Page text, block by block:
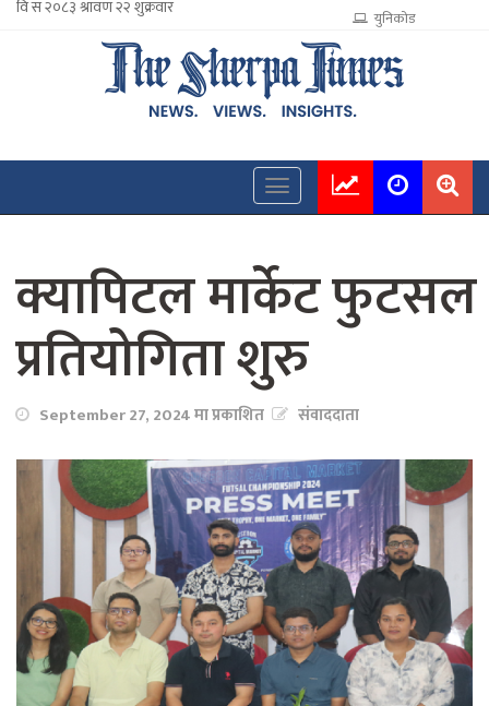
युनिकोड
क्यापिटल मार्केट फुटसल
प्रतियोगिता शुरु
September 27, 2024 मा प्रकाशित संवाददाता